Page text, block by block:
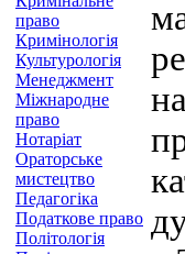
право
Кримінологія
Культурологія
Менеджмент
Міжнародне
право
Нотаріат
Ораторське
мистецтво
Педагогіка
Податкове право
Політологія